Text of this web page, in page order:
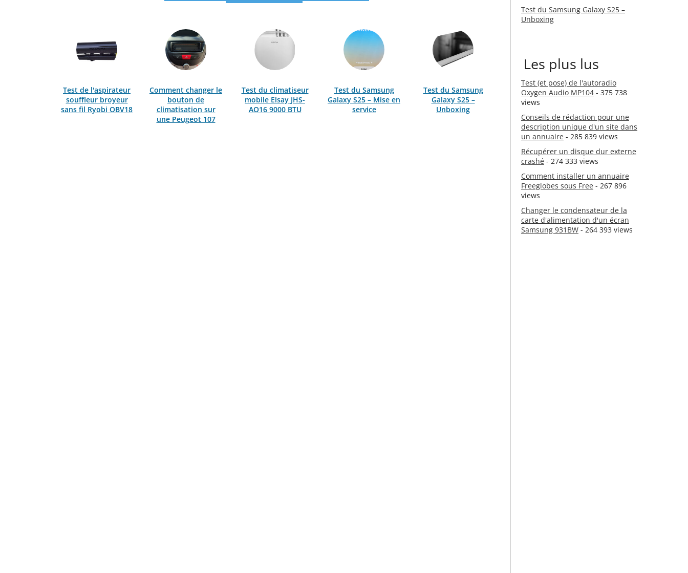
Test de l'aspirateur
souffleur broyeur
sans fil Ryobi OBV18
Comment changer le
bouton de
climatisation sur
une Peugeot 107
Test du climatiseur
mobile Elsay JHS-
AO16 9000 BTU
Test du Samsung
Galaxy S25 – Mise en
service
Test du Samsung
Galaxy S25 –
Unboxing
Test du Samsung Galaxy S25 –
Unboxing
Les plus lus
Test (et pose) de l'autoradio
Oxygen Audio MP104 - 375 738
views
Conseils de rédaction pour une
description unique d'un site dans
un annuaire - 285 839 views
Récupérer un disque dur externe
crashé - 274 333 views
Comment installer un annuaire
Freeglobes sous Free - 267 896
views
Changer le condensateur de la
carte d'alimentation d'un écran
Samsung 931BW - 264 393 views